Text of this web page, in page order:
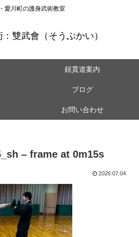
愛川町の護身武術教室
雙武會（そうぶかい）
鋭貫道案内
ブログ
お問い合わせ
– frame at 0m15s
2026.07.04